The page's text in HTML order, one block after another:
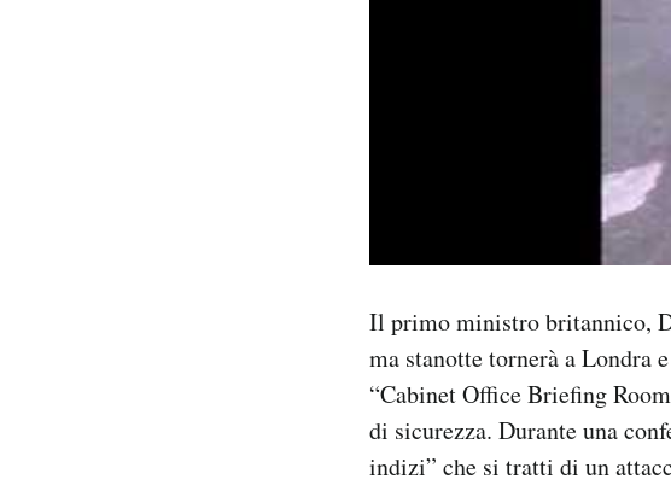
Il primo ministro britannico,
ma stanotte tornerà a Londra
“Cabinet Office Briefing
di sicurezza. Durante una
indizi” che si tratti di un